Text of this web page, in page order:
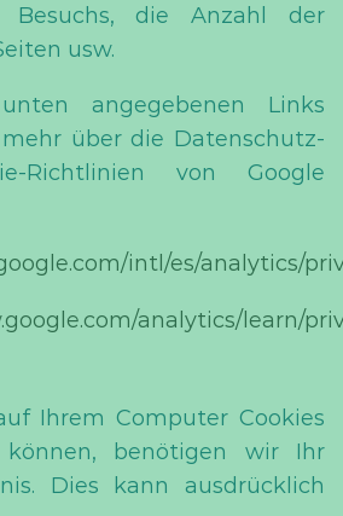
Besuchs, die Anzahl der
usw.
angegebenen Links
über die Datenschutz-
Richtlinien von Google
intl/es/analytics/
analytics/learn/
Ihrem Computer Cookies
können, benötigen wir Ihr
Dies kann ausdrücklich